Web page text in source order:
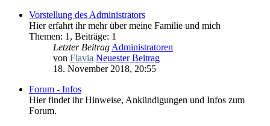
Vorstellung des Administrators
Hier erfahrt ihr mehr über meine Familie und mich
Themen: 1 , Beiträge: 1
Letzter Beitrag Administratoren
von Flavia Neuester Beitrag
18. November 2018, 20:55
Forum - Infos
Hier findet ihr Hinweise, Ankündigungen und Infos zum
Forum.